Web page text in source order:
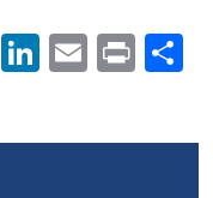
Facebook
LinkedIn
EmailPrint